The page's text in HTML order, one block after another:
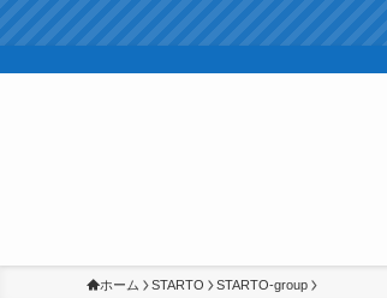
ホーム STARTO STARTO-group